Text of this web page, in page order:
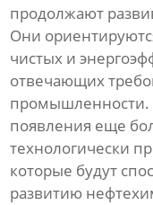
продолжают
Они
чистых и
отвечающих
появления еще
технологически
которые будут
развитию